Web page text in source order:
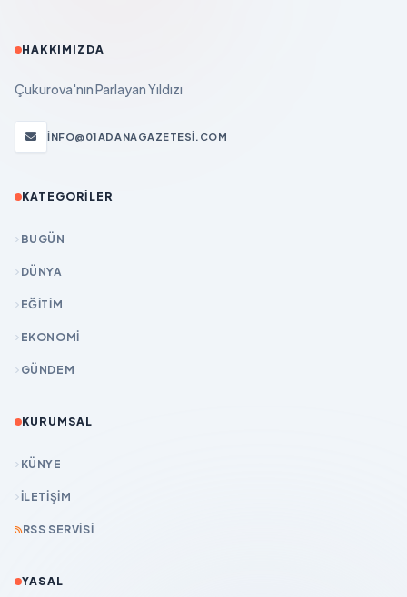
HAKKIMIZDA
Çukurova'nın Parlayan Yıldızı
INFO@01ADANAGAZETESI.COM
KATEGORILER
BUGÜN
DÜNYA
EĞİTİM
EKONOMİ
GÜNDEM
KURUMSAL
KÜNYE
İLETIŞIM
RSS SERVISI
YASAL